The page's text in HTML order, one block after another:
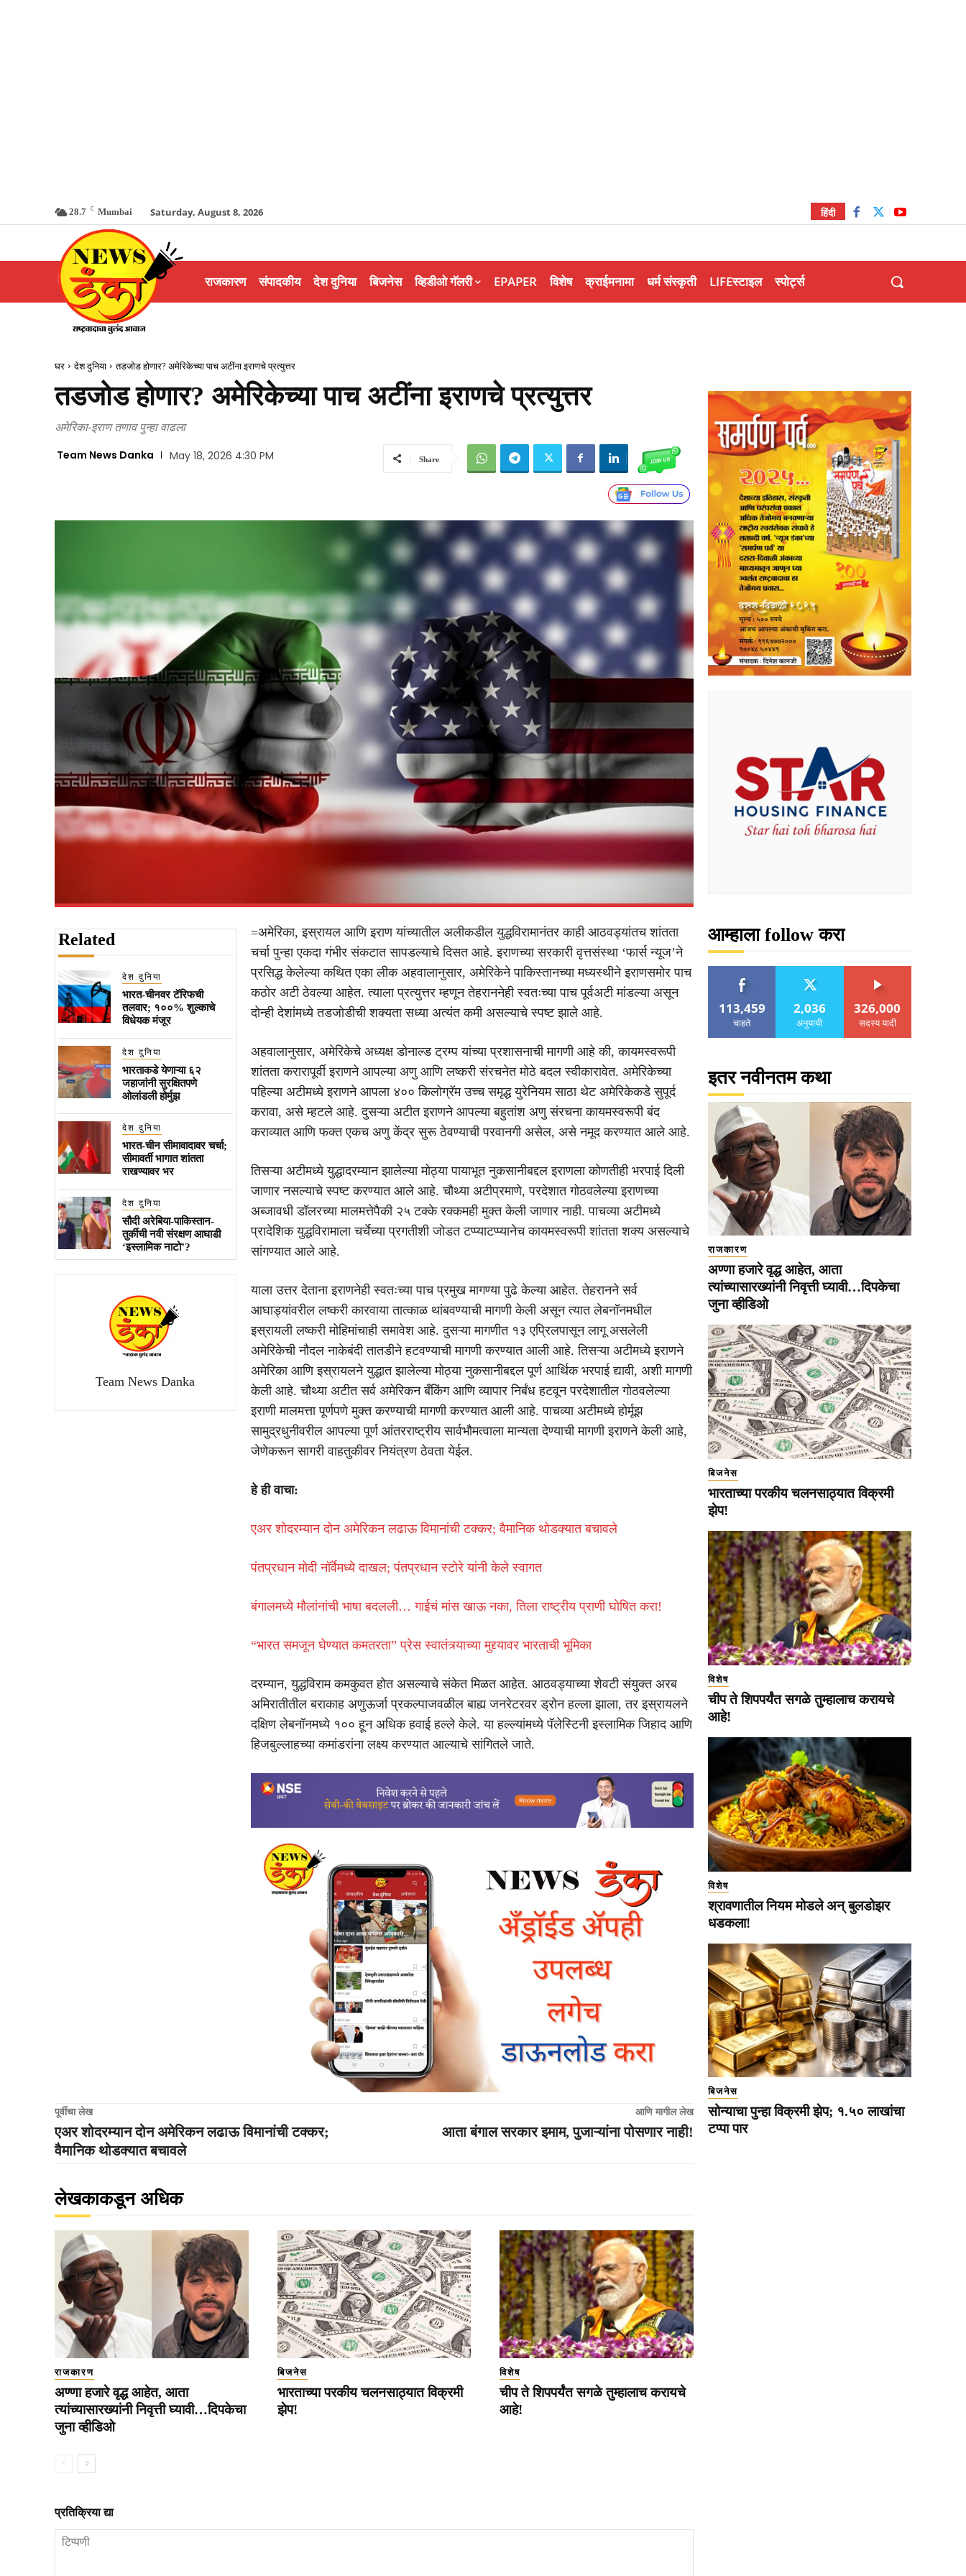
28.7 C Mumbai Saturday, August 8, 2026 हिंदी
राजकारण संपादकीय देश दुनिया बिजनेस व्हिडीओ गॅलरी EPAPER विशेष क्राईमनामा धर्म संस्कृती LIFEस्टाइल स्पोर्ट्स
घर देश दुनिया तडजोड होणार? अमेरिकेच्या पाच अटींना इराणचे प्रत्युत्तर
तडजोड होणार? अमेरिकेच्या पाच अटींना इराणचे प्रत्युत्तर
अमेरिका-इराण तणाव पुन्हा वाढला
Team News Danka May 18, 2026 4:30 PM Share
Related
देश दुनिया
भारत-चीनवर टॅरिफची
तलवार; १००% शुल्काचे
विधेयक मंजूर
देश दुनिया
भारताकडे येणाऱ्या ६२
जहाजांनी सुरक्षितपणे
ओलांडली होर्मुझ
देश दुनिया
भारत-चीन सीमावादावर चर्चा;
सीमावर्ती भागात शांतता
राखण्यावर भर
देश दुनिया
सौदी अरेबिया-पाकिस्तान-
तुर्कीची नवी संरक्षण आघाडी
‘इस्लामिक नाटो’?
Team News Danka
=अमेरिका, इस्रायल आणि इराण यांच्यातील अलीकडील युद्धविरामानंतर काही आठवड्यांतच शांतता
चर्चा पुन्हा एकदा गंभीर संकटात सापडल्याचे दिसत आहे. इराणच्या सरकारी वृत्तसंस्था ‘फार्स न्यूज’ने
प्रसिद्ध केलेल्या कथित एका लीक अहवालानुसार, अमेरिकेने पाकिस्तानच्या मध्यस्थीने इराणसमोर पाच
कठोर अटी ठेवल्या आहेत. त्याला प्रत्युत्तर म्हणून तेहराननेही स्वतःच्या पाच पूर्वअटी मांडल्या असून
दोन्ही देशांमध्ये तडजोडीची शक्यता सध्या अत्यंत कमी असल्याचे स्पष्ट झाले आहे.
अहवालानुसार, अमेरिकेचे अध्यक्ष डोनाल्ड ट्रम्प यांच्या प्रशासनाची मागणी आहे की, कायमस्वरूपी
शांतता करारापूर्वी इराणने आपल्या अणु आणि लष्करी संरचनेत मोठे बदल स्वीकारावेत. अमेरिकेच्या
पहिल्या अटीमध्ये इराणने आपला ४०० किलोग्रॅम उच्च समृद्ध युरेनियम साठा थेट अमेरिकेकडे सुपूर्द
करावा, असे म्हटले आहे. दुसऱ्या अटीत इराणने आपल्या बहुतांश अणु संरचना कायमस्वरूपी बंद
कराव्यात आणि फक्त एकच अणु केंद्र सुरू ठेवण्याची परवानगी असेल, असे नमूद करण्यात आले आहे.
तिसऱ्या अटीमध्ये युद्धादरम्यान झालेल्या मोठ्या पायाभूत नुकसानीबद्दल इराणला कोणतीही भरपाई दिली
जाणार नसल्याचे स्पष्ट करण्यात आले आहे. चौथ्या अटीप्रमाणे, परदेशात गोठवलेल्या इराणच्या
अब्जावधी डॉलरच्या मालमत्तेपैकी २५ टक्के रक्कमही मुक्त केली जाणार नाही. पाचव्या अटीमध्ये
प्रादेशिक युद्धविरामाला चर्चेच्या प्रगतीशी जोडत टप्प्याटप्प्यानेच कायमस्वरूपी शांतता शक्य असल्याचे
सांगण्यात आले आहे.
याला उत्तर देताना इराणनेही स्वतःच्या पाच प्रमुख मागण्या पुढे केल्या आहेत. तेहरानने सर्व
आघाड्यांवरील लष्करी कारवाया तात्काळ थांबवण्याची मागणी केली असून त्यात लेबनॉनमधील
इस्रायली लष्करी मोहिमांचाही समावेश आहे. दुसऱ्या मागणीत १३ एप्रिलपासून लागू असलेली
अमेरिकेची नौदल नाकेबंदी तातडीने हटवण्याची मागणी करण्यात आली आहे. तिसऱ्या अटीमध्ये इराणने
अमेरिका आणि इस्रायलने युद्धात झालेल्या मोठ्या नुकसानीबद्दल पूर्ण आर्थिक भरपाई द्यावी, अशी मागणी
केली आहे. चौथ्या अटीत सर्व अमेरिकन बँकिंग आणि व्यापार निर्बंध हटवून परदेशातील गोठवलेल्या
इराणी मालमत्ता पूर्णपणे मुक्त करण्याची मागणी करण्यात आली आहे. पाचव्या अटीमध्ये होर्मूझ
सामुद्रधुनीवरील आपल्या पूर्ण आंतरराष्ट्रीय सार्वभौमत्वाला मान्यता देण्याची मागणी इराणने केली आहे,
जेणेकरून सागरी वाहतुकीवर नियंत्रण ठेवता येईल.
हे ही वाचा:
एअर शोदरम्यान दोन अमेरिकन लढाऊ विमानांची टक्कर; वैमानिक थोडक्यात बचावले
पंतप्रधान मोदी नॉर्वेमध्ये दाखल; पंतप्रधान स्टोरे यांनी केले स्वागत
बंगालमध्ये मौलांनांची भाषा बदलली… गाईचं मांस खाऊ नका, तिला राष्ट्रीय प्राणी घोषित करा!
“भारत समजून घेण्यात कमतरता” प्रेस स्वातंत्र्याच्या मुद्द्यावर भारताची भूमिका
दरम्यान, युद्धविराम कमकुवत होत असल्याचे संकेत मिळत आहेत. आठवड्याच्या शेवटी संयुक्त अरब
अमिरातीतील बराकाह अणुऊर्जा प्रकल्पाजवळील बाह्य जनरेटरवर ड्रोन हल्ला झाला, तर इस्रायलने
दक्षिण लेबनॉनमध्ये १०० हून अधिक हवाई हल्ले केले. या हल्ल्यांमध्ये पॅलेस्टिनी इस्लामिक जिहाद आणि
हिजबुल्लाहच्या कमांडरांना लक्ष्य करण्यात आल्याचे सांगितले जाते.
पूर्वीचा लेख
एअर शोदरम्यान दोन अमेरिकन लढाऊ विमानांची टक्कर;
वैमानिक थोडक्यात बचावले
आणि मागील लेख
आता बंगाल सरकार इमाम, पुजाऱ्यांना पोसणार नाही!
लेखकाकडून अधिक
राजकारण
अण्णा हजारे वृद्ध आहेत, आता
त्यांच्यासारख्यांनी निवृत्ती घ्यावी…दिपकेचा
जुना व्हीडिओ
बिजनेस
भारताच्या परकीय चलनसाठ्यात विक्रमी
झेप!
विशेष
चीप ते शिपपर्यंत सगळे तुम्हालाच करायचे
आहे!
प्रतिक्रिया द्या
आम्हाला follow करा
113,459
चाहते
2,036
अनुयायी
326,000
सदस्य यादी
इतर नवीनतम कथा
राजकारण
अण्णा हजारे वृद्ध आहेत, आता
त्यांच्यासारख्यांनी निवृत्ती घ्यावी…दिपकेचा
जुना व्हीडिओ
बिजनेस
भारताच्या परकीय चलनसाठ्यात विक्रमी
झेप!
विशेष
चीप ते शिपपर्यंत सगळे तुम्हालाच करायचे
आहे!
विशेष
श्रावणातील नियम मोडले अन् बुलडोझर
धडकला!
बिजनेस
सोन्याचा पुन्हा विक्रमी झेप; १.५० लाखांचा
टप्पा पार